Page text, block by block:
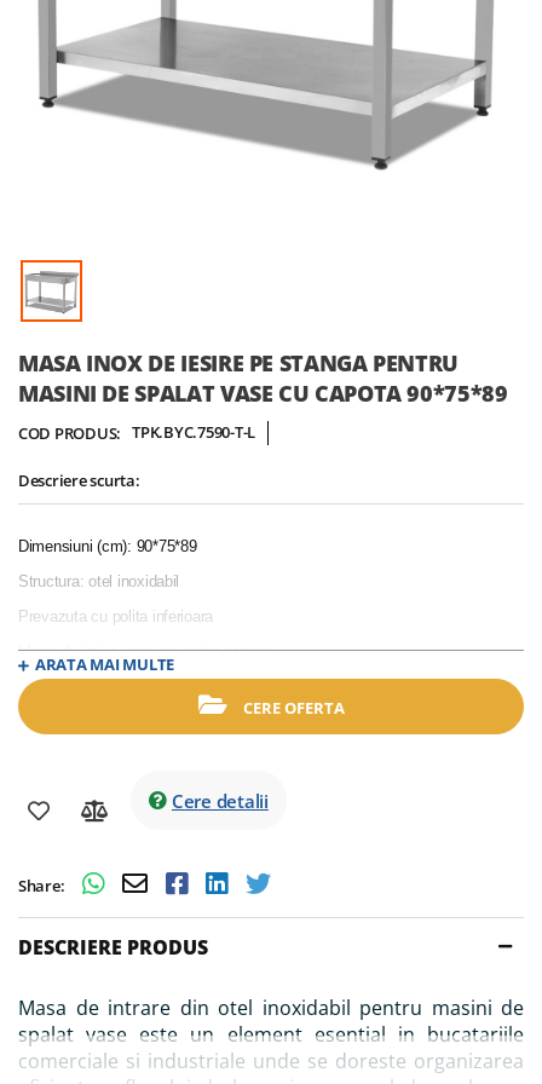
Skip
to
the
beginning
the
images
MASA INOX DE IESIRE PE STANGA PENTRU
MASINI DE SPALAT VASE CU CAPOTA 90*75*89
COD PRODUS: TPK.BYC.7590-T-L
Descriere scurta:
Dimensiuni (cm): 90*75*89
Structura: otel inoxidabil
Prevazuta cu polita inferioara
Masa de iesire vase pe partea stanga
Compatibila cu masini de spalat vase cu capota
ARATA MAI MULTE
CERE OFERTA
Cere detalii
Share:
DESCRIERE PRODUS
Masa de intrare din otel inoxidabil pentru masini de
spalat vase este un element esential in bucatariile
comerciale si industriale unde se doreste organizarea